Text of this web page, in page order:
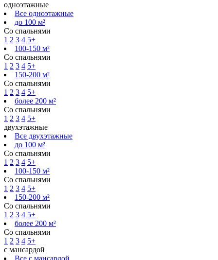
одноэтажные
Все одноэтажные
до 100 м²
Со спальнями
1 2 3 4 5+
100-150 м²
Со спальнями
1 2 3 4 5+
150-200 м²
Со спальнями
1 2 3 4 5+
более 200 м²
Со спальнями
1 2 3 4 5+
двухэтажные
Все двухэтажные
до 100 м²
Со спальнями
1 2 3 4 5+
100-150 м²
Со спальнями
1 2 3 4 5+
150-200 м²
Со спальнями
1 2 3 4 5+
более 200 м²
Со спальнями
1 2 3 4 5+
с мансардой
Все с мансардой